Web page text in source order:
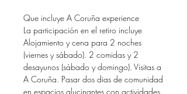
Que incluye A Coruña experience
La participación en el retiro incluye
Alojamiento y cena para 2 noches
(viernes y sábado). 2 comidas y 2
desayunos (sábado y domingo). Visitas a
A Coruña. Pasar dos dias de comunidad
en espacios alucinantes con actividades